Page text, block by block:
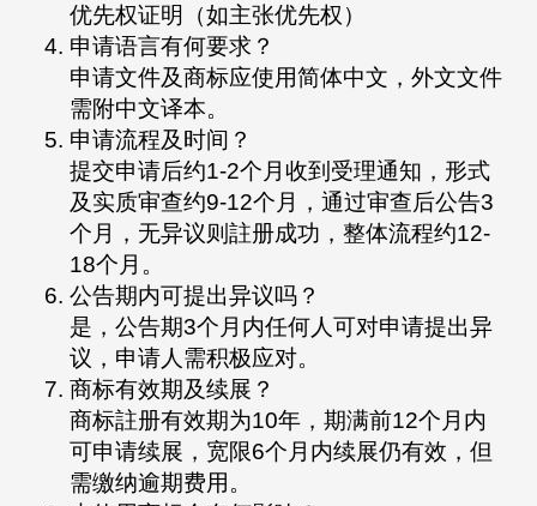
优先权证明（如主张优先权）
申请语言有何要求？
申请文件及商标应使用简体中文，外文文件
需附中文译本。
申请流程及时间？
提交申请后约1-2个月收到受理通知，形式
及实质审查约9-12个月，通过审查后公告3
个月，无异议则註册成功，整体流程约12-
18个月。
公告期内可提出异议吗？
是，公告期3个月内任何人可对申请提出异
议，申请人需积极应对。
商标有效期及续展？
商标註册有效期为10年，期满前12个月内
可申请续展，宽限6个月内续展仍有效，但
需缴纳逾期费用。